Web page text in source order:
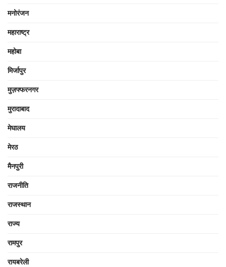
मनोरंजन
महाराष्ट्र
महोबा
मिर्जापुर
मुज़फ्फरनगर
मुरादाबाद
मेघालय
मेरठ
मैनपुरी
राजनीति
राजस्थान
राज्य
रामपुर
रायबरेली